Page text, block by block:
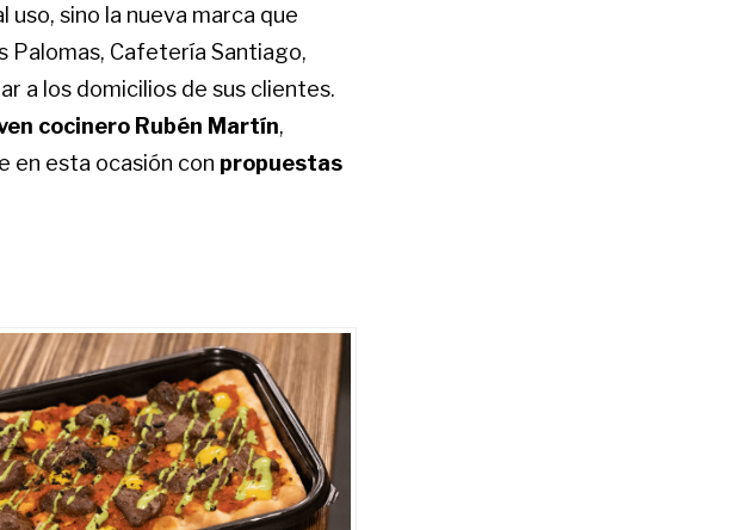
sino la nueva marca que
Palomas, Cafetería Santiago,
a los domicilios de sus clientes.
cocinero Rubén Martín,
en esta ocasión con propuestas